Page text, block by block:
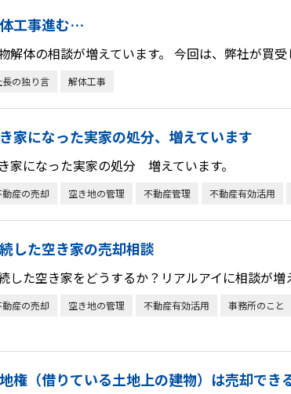
工事進む…
解体の相談が増えています。 今回は、弊社が買
長の独り言 解体工事
家になった実家の処分、増えています
家になった実家の処分 増えています。
動産の売却 空き地の管理 不動産管理 不動産有効活用
した空き家の売却相談
した空き家をどうするか？リアルアイに相談が増
動産の売却 空き地の管理 不動産有効活用 事務所のこと
権（借りている土地上の建物）は売却でき